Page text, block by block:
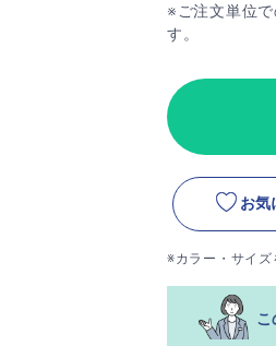
※ご注文単位
す。
お気
※カラー・サイ